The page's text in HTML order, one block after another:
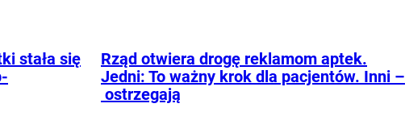
stała się
Rząd otwiera drogę reklamom aptek.
Jedni: To ważny krok dla pacjentów. Inni –
ostrzegają